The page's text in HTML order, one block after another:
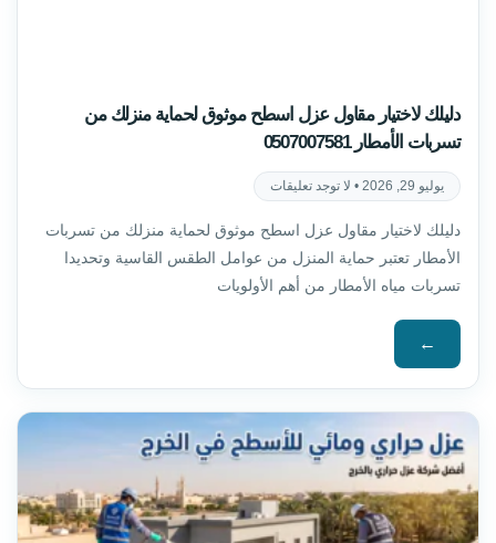
دليلك لاختيار مقاول عزل اسطح موثوق لحماية منزلك من
تسربات الأمطار 0507007581
يوليو 29, 2026 لا توجد تعليقات
دليلك لاختيار مقاول عزل اسطح موثوق لحماية منزلك من تسربات
الأمطار تعتبر حماية المنزل من عوامل الطقس القاسية وتحديدا
تسربات مياه الأمطار من أهم الأولويات